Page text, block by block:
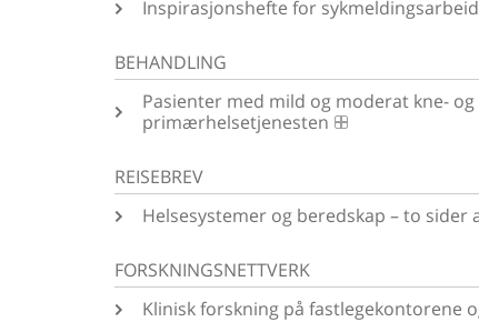
Inspirasjonshefte for sykmeldingsarbeid
BEHANDLING
Pasienter med mild og moderat kne-
primærhelsetjenesten
REISEBREV
Helsesystemer og beredskap – to sider
FORSKNINGSNETTVERK
Klinisk forskning på fastlegekontorene